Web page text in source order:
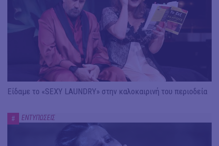
Είδαμε το «SEXY LAUNDRY» στην καλοκαιρινή του περιοδεία
# ΕΝΤΥΠΩΣΕΙΣ